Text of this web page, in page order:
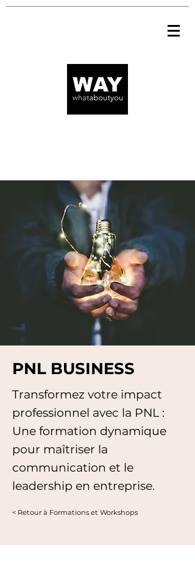
PNL BUSINESS
Transformez votre impact
professionnel avec la PNL :
Une formation dynamique
pour maîtriser la
communication et le
leadership en entreprise.
< Retour à Formations et Workshops